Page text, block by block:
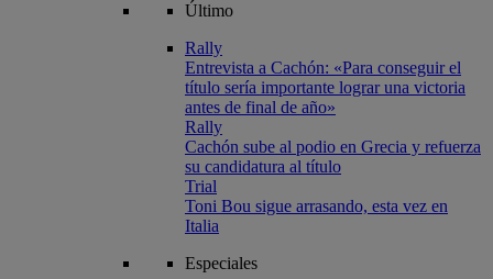
Último
Rally
Entrevista a Cachón: «Para conseguir el
título sería importante lograr una victoria
antes de final de año»
Rally
Cachón sube al podio en Grecia y refuerza
su candidatura al título
Trial
Toni Bou sigue arrasando, esta vez en
Italia
Especiales